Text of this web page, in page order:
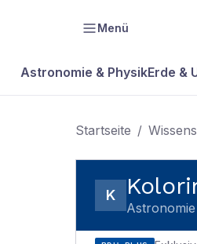
Menü
Astronomie & PhysikErde &
Startseite /
K